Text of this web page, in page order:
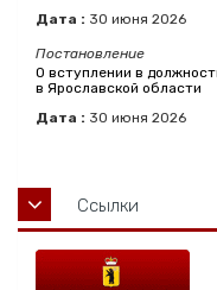
Дата : 30 июня 2026
Постановление
О вступлении в
в Ярославской области
Дата : 30 июня 2026
Ссылки